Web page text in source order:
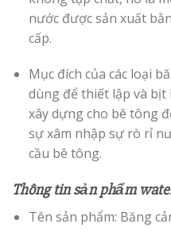
nước được sản xuất
cấp.
Mục đích của các loại
dùng để thiết lập và bịt
xây dựng cho bê tông
sự xâm nhập sự rò rỉ
cầu bê tông.
Thông tin sản phẩm
Tên sản phẩm: Băng